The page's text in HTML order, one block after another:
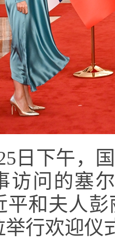
日下午，
访问的塞
平和夫人
举行欢迎仪